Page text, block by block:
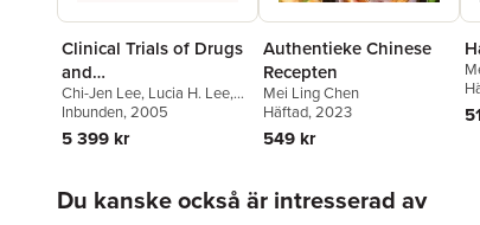
Clinical Trials of Drugs
and
Biopharmaceuticals
Chi-Jen Lee, Lucia H. Lee,
Christopher L. Wu
R. Lee, Mei-Ling Chen
Inbunden, 2005
5 399 kr
Authentieke Chinese
Recepten
Mei Ling Chen
Häftad, 2023
549 kr
Du kanske också är intresserad av